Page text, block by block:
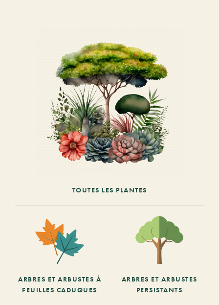
TOUTES LES PLANTES
ARBRES ET ARBUSTES À
FEUILLES CADUQUES
ARBRES ET ARBUSTES
PERSISTANTS